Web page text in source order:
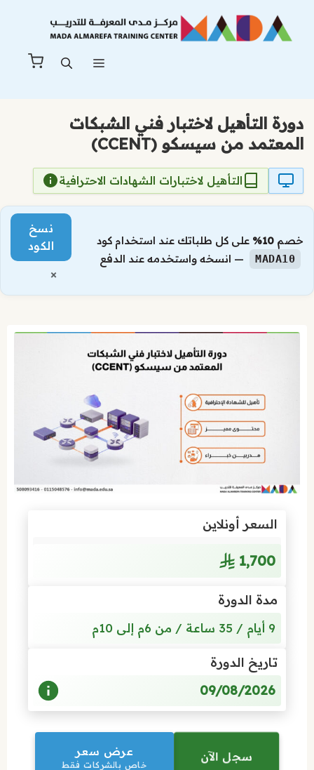
المحتوى
دورة التأهيل لاختبار فني الشبكات
المعتمد من سيسكو (CCENT)
التأهيل لاختبارات الشهادات الاحترافية
خصم 10% على كل طلباتك عند استخدام كود
MADA10 — انسخه واستخدمه عند الدفع
نسخ
الكود
×
السعر أونلاين
1٬700
مدة الدورة
9 أيام / 35 ساعة / من 6م إلى 10م
تاريخ الدورة
09/08/2026
سجل الآن عرض سعر
خاص بالشركات فقط